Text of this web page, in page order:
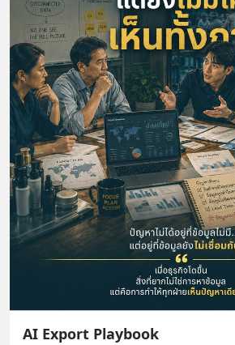
AI Export Playbook